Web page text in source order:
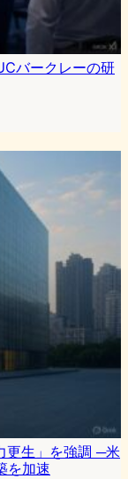
バークレーの研
更生」を強調 ─米
を加速